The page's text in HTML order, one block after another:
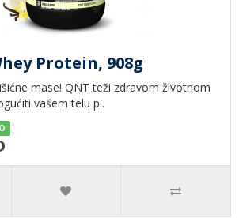
Protein, 908g
mase! QNT teži zdravom životnom
vašem telu p..